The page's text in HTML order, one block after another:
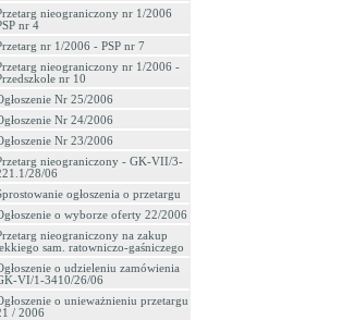
nieograniczony nr 1/2006
nr 4
nr 1/2006 - PSP nr 7
nieograniczony nr 1/2006 -
nr 10
Nr 25/2006
Nr 24/2006
Nr 23/2006
nieograniczony - GK-VII/3-
28/06
ogłoszenia o przetargu
o wyborze oferty 22/2006
nieograniczony na zakup
sam. ratowniczo-gaśniczego
o udzieleniu zamówienia
VI/1-3410/26/06
o unieważnieniu przetargu
/ 2006